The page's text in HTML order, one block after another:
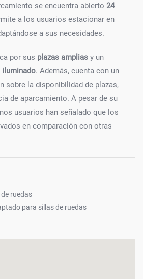
se encuentra abierto 24
a los usuarios estacionar en
a sus necesidades.
por sus plazas amplias y un
iluminado. Además, cuenta con un
sobre la disponibilidad de plazas,
de aparcamiento. A pesar de su
usuarios han señalado que los
en comparación con otras
ruedas
para sillas de ruedas